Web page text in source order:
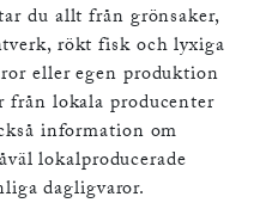
du allt från grönsaker,
rökt fisk och lyxiga
eller egen produktion
från lokala producenter
information om
lokalproducerade
dagligvaror.